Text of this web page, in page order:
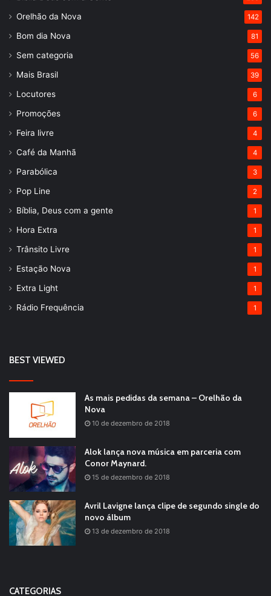
Orelhão da Nova 142
Bom dia Nova 81
Sem categoria 56
Mais Brasil 39
Locutores 6
Promoções 6
Feira livre 4
Café da Manhã 4
Parabólica 3
Pop Line 2
Bíblia, Deus com a gente 1
Hora Extra 1
Trânsito Livre 1
Estação Nova 1
Extra Light 1
Rádio Frequência 1
BEST VIEWED
As mais pedidas da semana – Orelhão da
Nova
10 de dezembro de 2018
Alok lança nova música em parceria com
Conor Maynard.
15 de dezembro de 2018
Avril Lavigne lança clipe de segundo single do
novo álbum
13 de dezembro de 2018
CATEGORIAS